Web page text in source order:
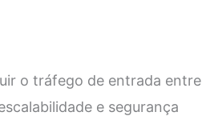
o tráfego de entrada entre
e segurança